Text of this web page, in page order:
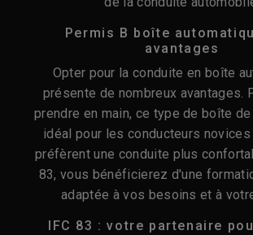
Permis B boîte
avantages
Opter pour la conduite en boîte
présente de nombreux avantages.
prendre en main, ce type de boîte
idéal pour les conducteurs novices
préfèrent une conduite plus
83, vous bénéficierez d'une
adaptée à vos besoins et à
IFC 83 : votre partenaire